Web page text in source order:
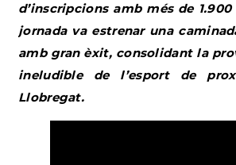
d’inscripcions amb més de
jornada va estrenar una
amb gran èxit, consolidant la
ineludible de l’esport de
Llobregat.